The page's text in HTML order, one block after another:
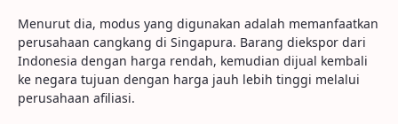
Menurut dia, modus yang digunakan adalah memanfaatkan
perusahaan cangkang di Singapura. Barang diekspor dari
Indonesia dengan harga rendah, kemudian dijual kembali
ke negara tujuan dengan harga jauh lebih tinggi melalui
perusahaan afiliasi.